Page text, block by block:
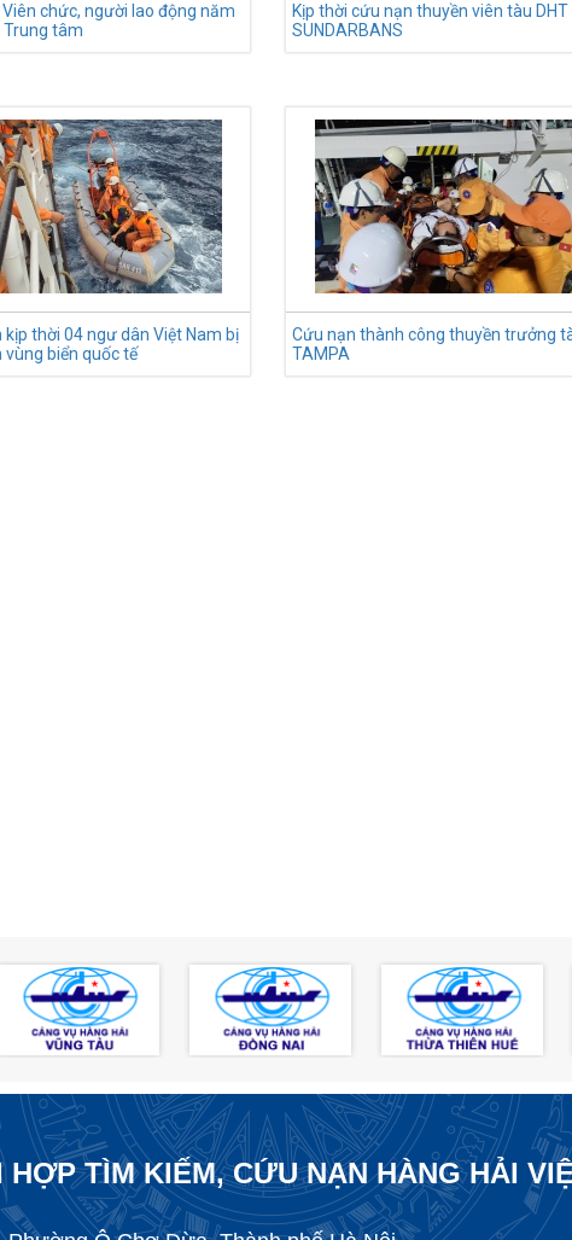
Viên chức, người lao động năm
Trung tâm
Kịp thời cứu nạn thuyền viên tàu DHT
SUNDARBANS
kịp thời 04 ngư dân Việt Nam bị
vùng biển quốc tế
Cứu nạn thành công thuyền trưởng
TAMPA
HỢP TÌM KIẾM, CỨU NẠN HÀNG HẢI